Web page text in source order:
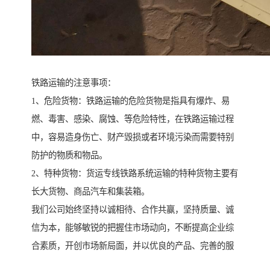
铁路运输的注意事项：
1、危险货物：铁路运输的危险货物是指具有爆炸、易
燃、毒害、感染、腐蚀、等危险特性，在铁路运输过程
中，容易造身伤亡、财产毁损或者环境污染而需要特别
防护的物质和物品。
2、特种货物：货运专线铁路系统运输的特种货物主要有
长大货物、商品汽车和集装箱。
我们公司始终坚持以诚相待、合作共赢，坚持质量、诚
信为本，能够敏锐的把握住市场动向，不断提高企业综
合素质，开创市场新局面，并以优良的产品、完善的服